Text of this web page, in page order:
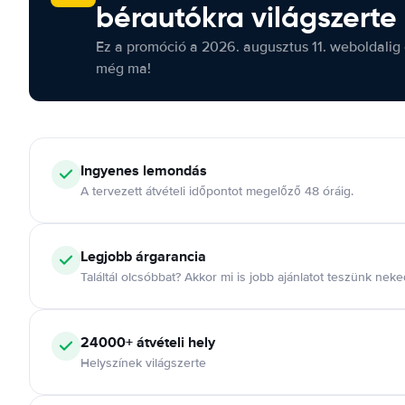
bérautókra világszerte
Ez a promóció a 2026. augusztus 11.
még ma!
Ingyenes lemondás
A tervezett átvételi időpontot megelőző 48 óráig.
Legjobb árgarancia
Találtál olcsóbbat? Akkor mi is jobb ajánlatot teszünk
24000+ átvételi hely
Helyszínek világszerte